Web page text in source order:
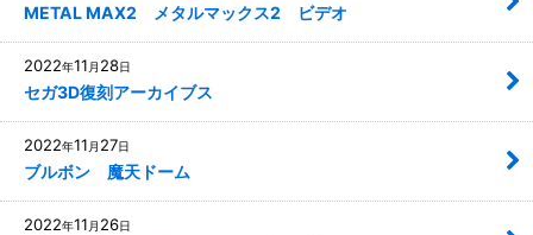
METAL MAX2 メタルマックス2 ビデオ
2022年11 月 28日
セガ3D復刻アーカイブス
2022年11 月 27日
ブルボン 魔天ドーム
2022年11 月 26日